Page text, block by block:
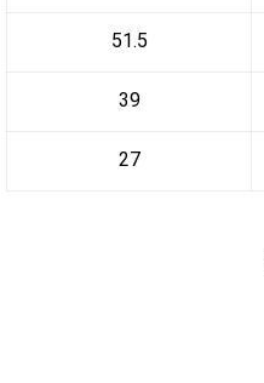
51.5
39
27